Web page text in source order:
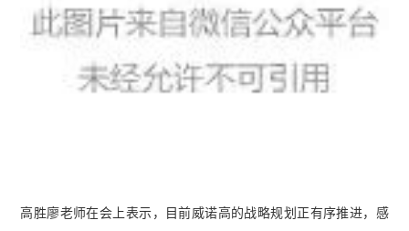
高胜廖老师在会上表示，目前威诺高的战略规划正有序推进，感